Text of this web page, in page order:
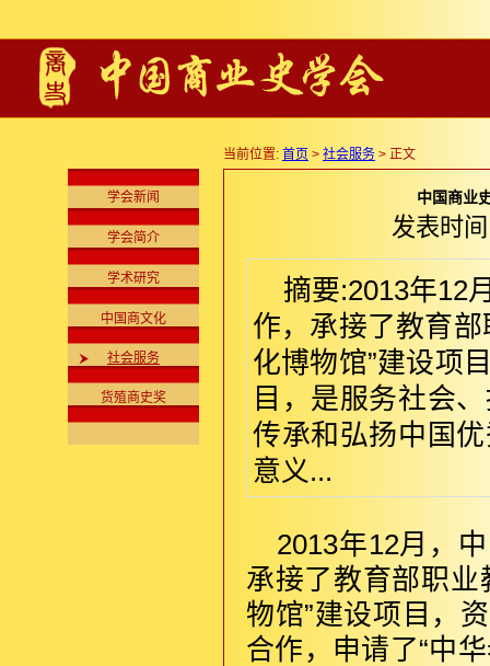
学会新闻
学会简介
学术研究
中国商文化
社会服务
货殖商史奖
当前位置: 首页 > 社会服务 > 正文
中国商业
发表时
摘要:2013年12
作，承接了教育
化博物馆”建设项
目，是服务社会
传承和弘扬中国
意义...
2013年12月，
承接了教育部职业
物馆”建设项目，
合作，申请了“中